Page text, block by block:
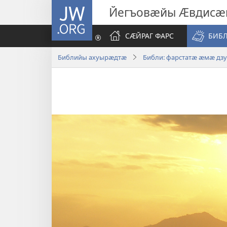
JW.ORG Йегъовӕйы
СӔЙРАГ ФАРС
Библийы ахуырӕдтӕ Библи: фарстатӕ ӕмӕ